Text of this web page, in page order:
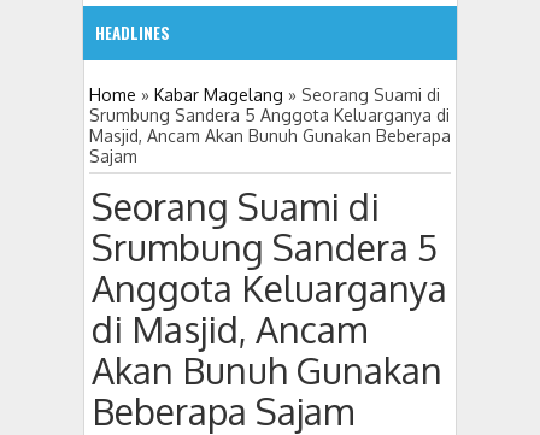
HEADLINES
3:38 PM
Koding dan AI Perlu Dikenalkan sebagai “
Home » Kabar Magelang » Seorang Suami di
Srumbung Sandera 5 Anggota Keluarganya di
Masjid, Ancam Akan Bunuh Gunakan Beberapa
Sajam
Seorang Suami di
Srumbung Sandera 5
Anggota Keluarganya
di Masjid, Ancam
Akan Bunuh Gunakan
Beberapa Sajam